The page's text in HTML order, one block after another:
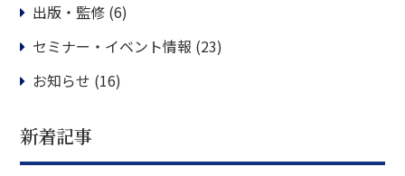
出版・監修 (6)
セミナー・イベント情報 (23)
お知らせ (16)
新着記事